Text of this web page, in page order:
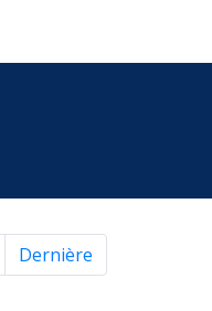
Dernière